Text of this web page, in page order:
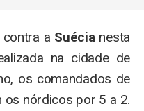
a Suécianesta
na cidade de
os comandados de
os nórdicos por 5 a 2.